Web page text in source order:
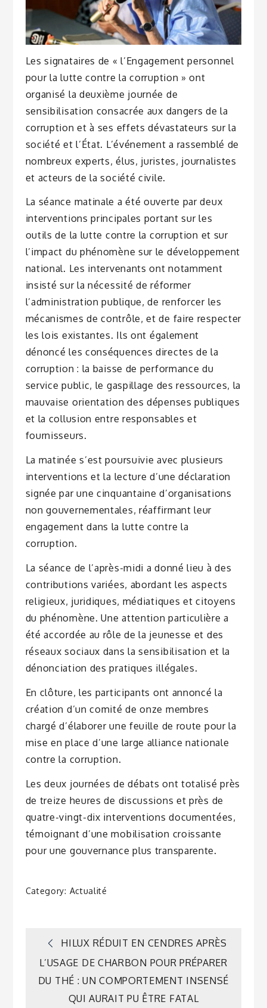
Les signataires de « l’Engagement personnel
pour la lutte contre la corruption » ont
organisé la deuxième journée de
sensibilisation consacrée aux dangers de la
corruption et à ses effets dévastateurs sur la
société et l’État. L’événement a rassemblé de
nombreux experts, élus, juristes, journalistes
et acteurs de la société civile.
La séance matinale a été ouverte par deux
interventions principales portant sur les
outils de la lutte contre la corruption et sur
l’impact du phénomène sur le développement
national. Les intervenants ont notamment
insisté sur la nécessité de réformer
l’administration publique, de renforcer les
mécanismes de contrôle, et de faire respecter
les lois existantes. Ils ont également
dénoncé les conséquences directes de la
corruption : la baisse de performance du
service public, le gaspillage des ressources, la
mauvaise orientation des dépenses publiques
et la collusion entre responsables et
fournisseurs.
La matinée s’est poursuivie avec plusieurs
interventions et la lecture d’une déclaration
signée par une cinquantaine d’organisations
non gouvernementales, réaffirmant leur
engagement dans la lutte contre la
corruption.
La séance de l’après-midi a donné lieu à des
contributions variées, abordant les aspects
religieux, juridiques, médiatiques et citoyens
du phénomène. Une attention particulière a
été accordée au rôle de la jeunesse et des
réseaux sociaux dans la sensibilisation et la
dénonciation des pratiques illégales.
En clôture, les participants ont annoncé la
création d’un comité de onze membres
chargé d’élaborer une feuille de route pour la
mise en place d’une large alliance nationale
contre la corruption.
Les deux journées de débats ont totalisé près
de treize heures de discussions et près de
quatre-vingt-dix interventions documentées,
témoignant d’une mobilisation croissante
pour une gouvernance plus transparente.
Category: Actualité
Navigation
de
HILUX RÉDUIT EN CENDRES APRÈS
L’USAGE DE CHARBON POUR PRÉPARER
DU THÉ : UN COMPORTEMENT INSENSÉ
QUI AURAIT PU ÊTRE FATAL